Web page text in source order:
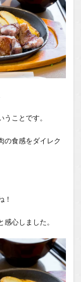
ことです。
の食感をダイレク
！
心しました。